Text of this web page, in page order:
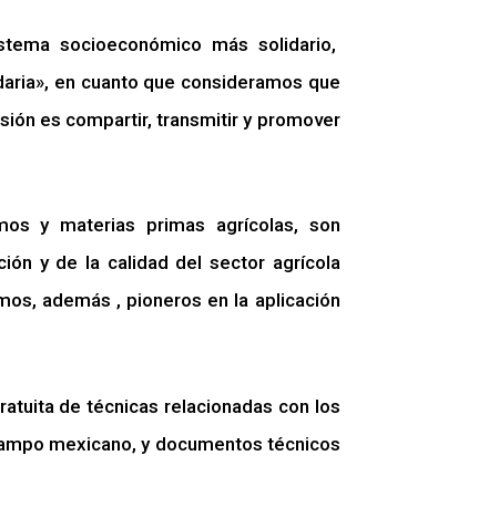
socioeconómico más solidario,
en cuanto que consideramos que
es compartir, transmitir y promover
y materias primas agrícolas, son
y de la calidad del sector agrícola
además , pioneros en la aplicación
de técnicas relacionadas con los
mexicano, y documentos técnicos